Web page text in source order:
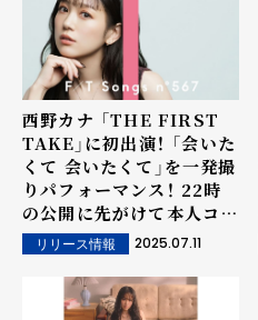
西野カナ 「THE FIRST
TAKE」に初出演！ 「会いた
くて 会いたくて」を一発撮
りパフォーマンス！ 22時
の公開に先がけて本人コメ
ントも発表 「一発撮りの緊
張感すごかった」 さらに公
開前21時からは「西野カナ
Online Party」も開催！
リリース情報 2025.07.11